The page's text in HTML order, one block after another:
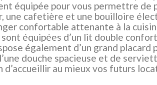
équipée pour vous permettre de
une cafetière et une bouilloire
confortable attenante à la
sont équipées d’un lit double
également d’un grand
douche spacieuse et de
d’accueillir au mieux vos futurs